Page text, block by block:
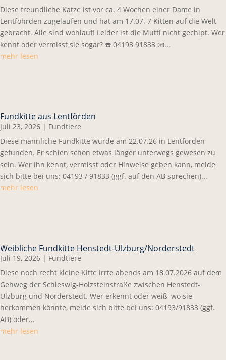
Diese freundliche Katze ist vor ca. 4 Wochen einer Dame in
Lentföhrden zugelaufen und hat am 17.07. 7 Kitten auf die Welt
gebracht. Alle sind wohlauf! Leider ist die Mutti nicht gechipt. Wer
kennt oder vermisst sie sogar? ☎️ 04193 91833 📧...
mehr lesen
Fundkitte aus Lentförden
Juli 23, 2026 | Fundtiere
Diese männliche Fundkitte wurde am 22.07.26 in Lentförden
gefunden. Er schien schon etwas länger unterwegs gewesen zu
sein. Wer ihn kennt, vermisst oder Hinweise geben kann, melde
sich bitte bei uns: 04193 / 91833 (ggf. auf den AB sprechen)...
mehr lesen
Weibliche Fundkitte Henstedt-Ulzburg/Norderstedt
Juli 19, 2026 | Fundtiere
Diese noch recht kleine Kitte irrte abends am 18.07.2026 auf dem
Gehweg der Schleswig-Holzsteinstraße zwischen Henstedt-
Ulzburg und Norderstedt. Wer erkennt oder weiß, wo sie
herkommen könnte, melde sich bitte bei uns: 04193/91833 (ggf.
AB) oder...
mehr lesen